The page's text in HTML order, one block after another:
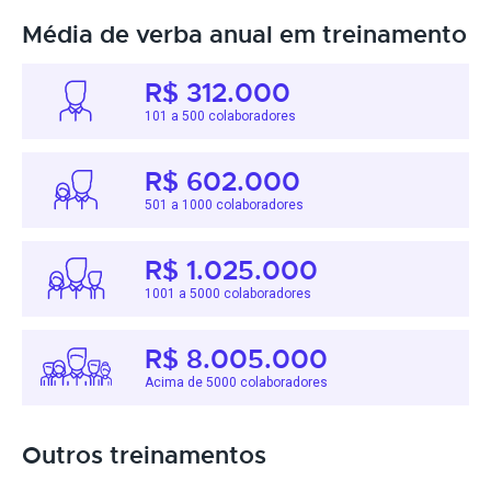
Média de verba anual em treinamento
R$ 312.000
101 a 500 colaboradores
R$ 602.000
501 a 1000 colaboradores
R$ 1.025.000
1001 a 5000 colaboradores
R$ 8.005.000
Acima de 5000 colaboradores
Outros treinamentos